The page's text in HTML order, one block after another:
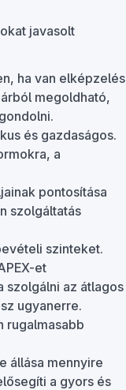
javasolt
ha van elképzelés
megoldható,
és gazdaságos.
a
pontosítása
szolgáltatás
szinteket.
et
szolgálni az átlagos
ugyanerre.
rugalmasabb
állása mennyire
a gyors és